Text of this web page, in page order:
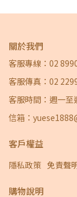
關於我們
客服專線：02
客服傳真：02
客服時間：週一至
信箱：
客戶權益
隱私政策 免責聲
購物說明